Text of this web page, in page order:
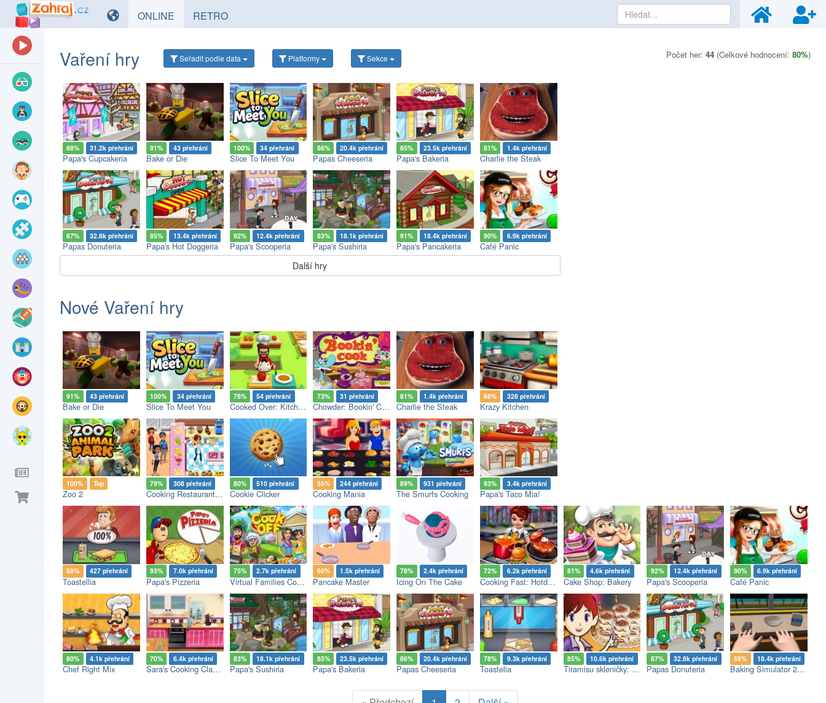
ONLINE HRYRETROHRY
Vaření hry Seřaditpodle data Platformy Sekce Počet her: 44 (Celkové hodnocení: 80%)
88% 31.2k přehrání
Papa's Cupcakeria
91% 43 přehrání
Bake or Die
100% 34 přehrání
Slice To Meet You
86% 20.4k přehrání
Papas Cheeseria
85% 23.5k přehrání
Papa's Bakeria
81% 1.4k přehrání
Charlie the Steak
87% 32.8k přehrání
Papas Donuteria
85% 13.4k přehrání
Papa's Hot Doggeria
92% 12.4k přehrání
Papa's Scooperia
83% 18.1k přehrání
Papa's Sushiria
91% 18.4k přehrání
Papa's Pancakeria
90% 6.9k přehrání
Café Panic
Další hry
Nové Vaření hry
91% 43 přehrání
Bake or Die
100% 34 přehrání
Slice To Meet You
78% 54 přehrání
Cooked Over: Kitchen Madness
73% 31 přehrání
Chowder: Bookin' Cook
81% 1.4k přehrání
Charlie the Steak
66% 328 přehrání
Krazy Kitchen
Top
100% Top
Zoo 2
79% 308 přehrání
Cooking Restaurant Kitchen
80% 510 přehrání
Cookie Clicker
55% 244 přehrání
Cooking Mania
89% 931 přehrání
The Smurfs Cooking
93% 3.4k přehrání
Papa's Taco Mia!
58% 427 přehrání
Toastellia
93% 7.0k přehrání
Papa's Pizzeria
75% 2.7k přehrání
Virtual Families Cook Off
60% 1.5k přehrání
Pancake Master
78% 2.4k přehrání
Icing On The Cake
72% 6.2k přehrání
Cooking Fast: Hotdogs And Burgers Craze
81% 4.6k přehrání
Cake Shop: Bakery
92% 12.4k přehrání
Papa's Scooperia
90% 6.9k přehrání
Café Panic
80% 4.1k přehrání
Chef Right Mix
70% 6.4k přehrání
Sara's Cooking Class: Pumpkin Truffle
83% 18.1k přehrání
Papa's Sushiria
85% 23.5k přehrání
Papa's Bakeria
86% 20.4k přehrání
Papas Cheeseria
78% 9.3k přehrání
Toastelia
85% 10.6k přehrání
Tiramisu skleničky: Sářino Vaření
87% 32.8k přehrání
Papas Donuteria
58% 18.4k přehrání
Baking Simulator 2014